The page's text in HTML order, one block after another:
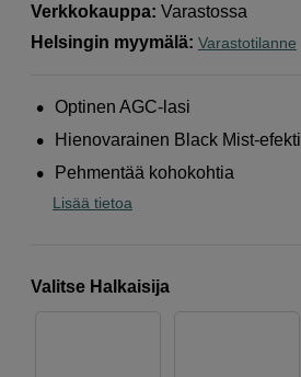
Verkkokauppa: Varastossa
Helsingin myymälä: Varastotilanne
Optinen AGC-lasi
Hienovarainen Black Mist-efekti
Pehmentää kohokohtia
Lisää tietoa
Valitse Halkaisija